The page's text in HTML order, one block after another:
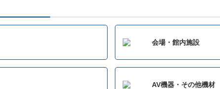
会場・館内施設
AV機器・その他機材